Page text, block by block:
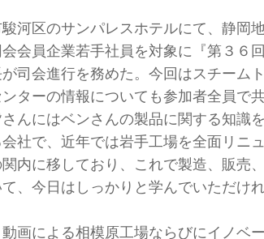
区のサンパレスホテルにて、静岡
会員企業若手社員を対象に『第３６
司会進行を務めた。今回はスチーム
ターの情報についても参加者全員で共
んにはベンさんの製品に関する知識
社で、近年では岩手工場を全面リニ
内に移しており、これで製造、販売
、今日はしっかりと学んでいただけ
画による相模原工場ならびにイノベ